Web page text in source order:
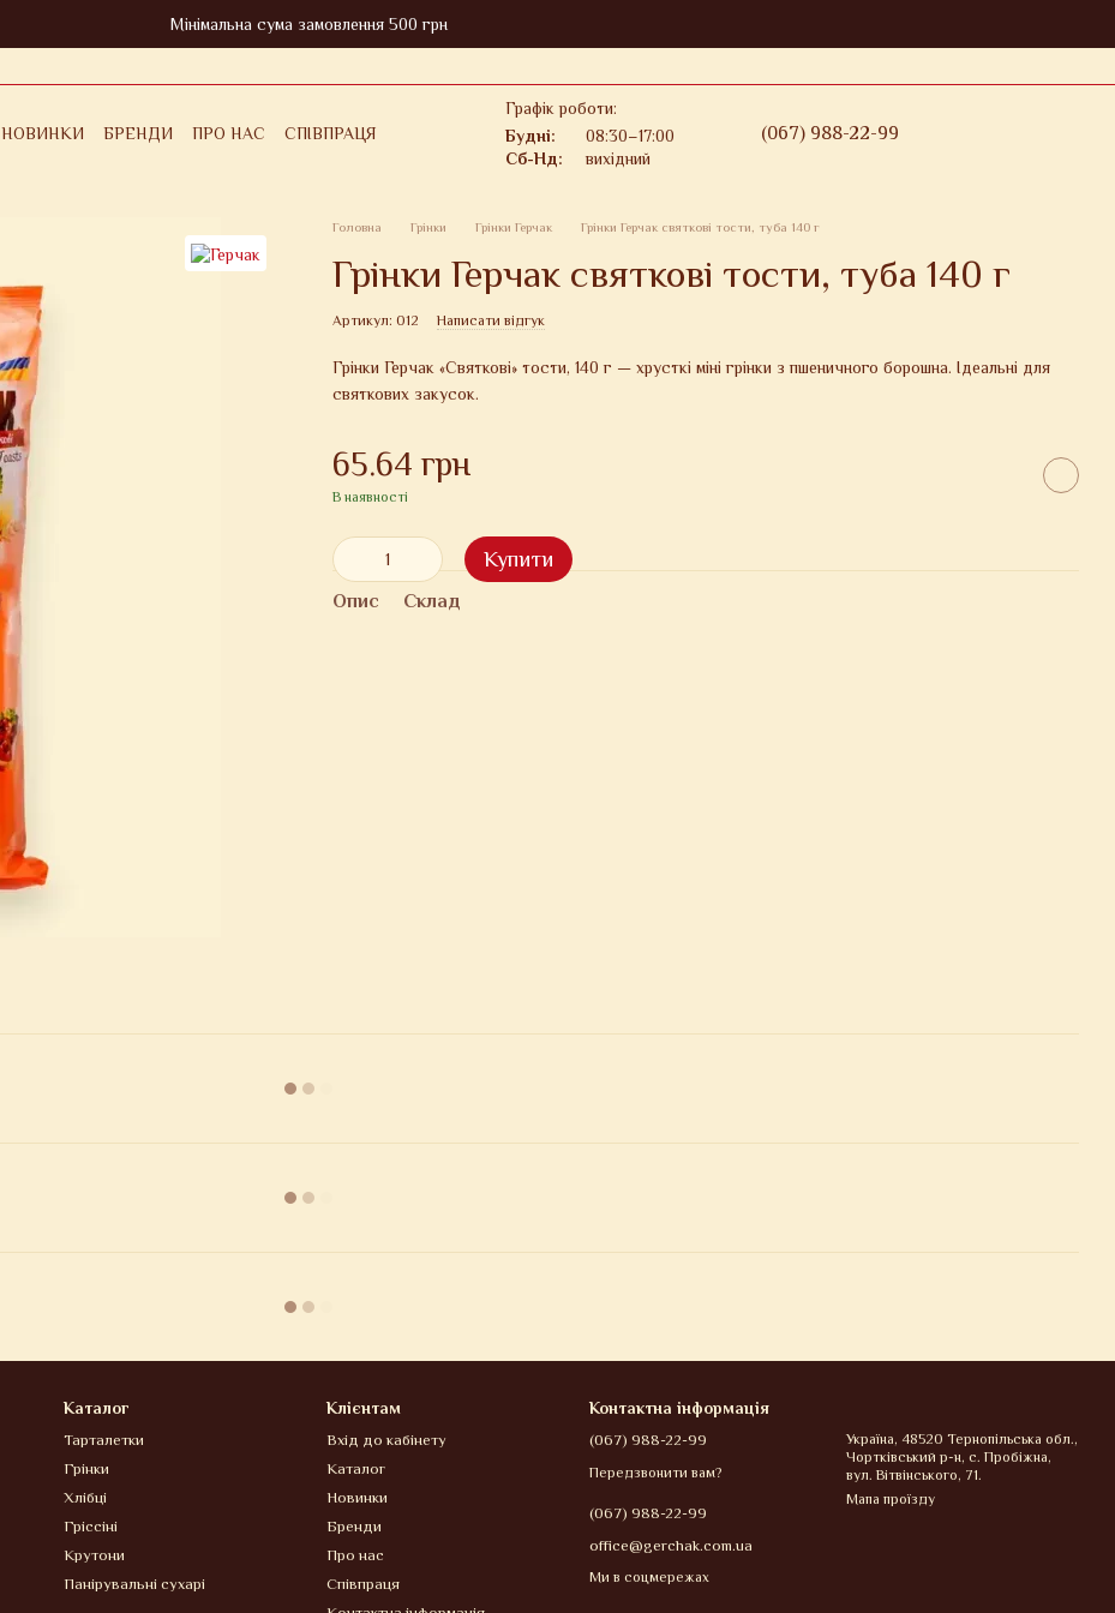
Мінімальна сума замовлення 500 грн
НОВИНКИ БРЕНДИ ПРО НАС
СПІВПРАЦЯ
Графік роботи:
Будні:
08:30–17:00
Сб-Нд:
вихідний
(067) 988-22-99
Головна Грінки Грінки Герчак Грінки Герчак святкові тости, туба 140 г
Грінки Герчак святкові тости, туба 140 г
Артикул: 012 Написати відгук
Грінки Герчак «Святкові» тости, 140 г — хрусткі міні грінки з пшеничного борошна. Ідеальні для
святкових закусок.
65.64 грн
В наявності
Купити
Опис Склад
Каталог
Тарталетки
Грінки
Хлібці
Гріссіні
Крутони
Панірувальні сухарі
Клієнтам
Вхід до кабінету
Каталог
Новинки
Бренди
Про нас
Співпраця
Контактна інформація
(067) 988-22-99
Передзвонити вам?
(067) 988-22-99
office@gerchak.com.ua
Україна, 48520 Тернопільська обл.,
Чортківський р-н, с. Пробіжна,
вул. Вітвінського, 71.
Мапа проїзду
Ми в соцмережах